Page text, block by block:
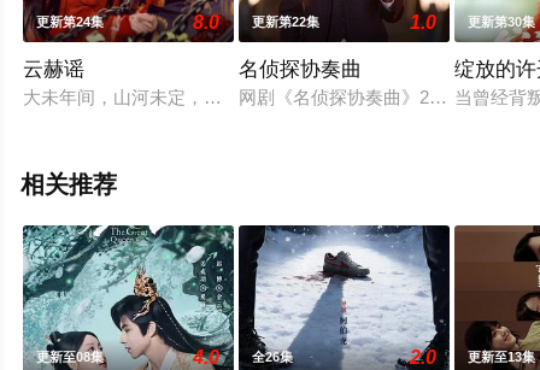
更新第24集 8.0
云赫谣
大未年间，山河未定，宁王赵赫带兵出征，命悬一线。太卜署
更新第22集 1.0
名侦探协奏曲
网剧《名侦探协奏曲》2022年9月开
更新第30集
绽放的
当曾经背
相关推荐
更新至08集 4.0 全26集 2.0 更新至13集